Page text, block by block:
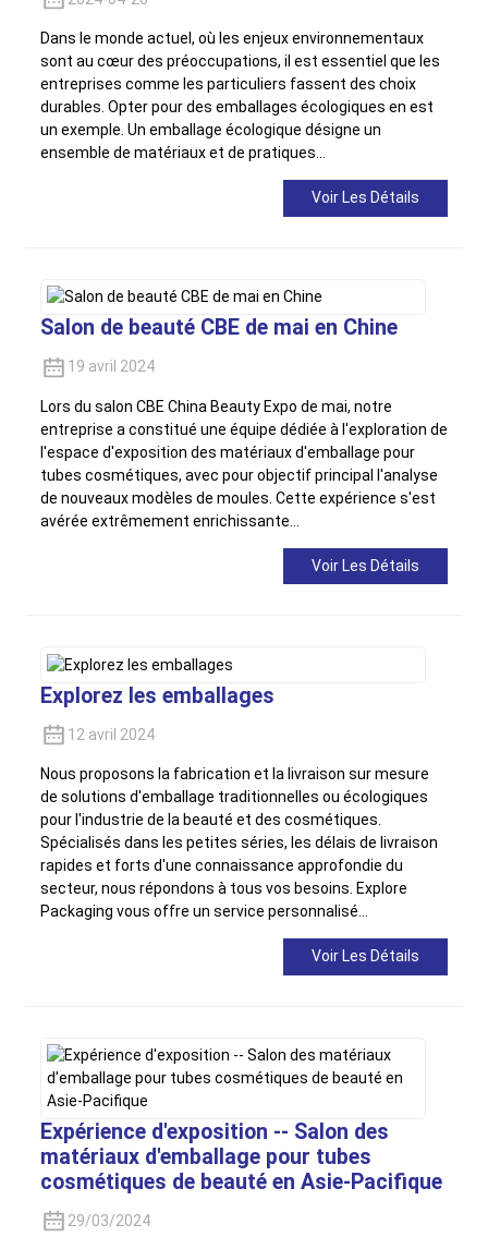
Dans le monde actuel, où les enjeux environnementaux
sont au cœur des préoccupations, il est essentiel que les
entreprises comme les particuliers fassent des choix
durables. Opter pour des emballages écologiques en est
un exemple. Un emballage écologique désigne un
ensemble de matériaux et de pratiques…
Voir Les Détails
Salon de beauté CBE de mai en Chine
19 avril 2024
Lors du salon CBE China Beauty Expo de mai, notre
entreprise a constitué une équipe dédiée à l'exploration de
l'espace d'exposition des matériaux d'emballage pour
tubes cosmétiques, avec pour objectif principal l'analyse
de nouveaux modèles de moules. Cette expérience s'est
avérée extrêmement enrichissante…
Voir Les Détails
Explorez les emballages
12 avril 2024
Nous proposons la fabrication et la livraison sur mesure
de solutions d'emballage traditionnelles ou écologiques
pour l'industrie de la beauté et des cosmétiques.
Spécialisés dans les petites séries, les délais de livraison
rapides et forts d'une connaissance approfondie du
secteur, nous répondons à tous vos besoins. Explore
Packaging vous offre un service personnalisé…
Voir Les Détails
Expérience d'exposition -- Salon des
matériaux d'emballage pour tubes
cosmétiques de beauté en Asie-Pacifique
29/03/2024